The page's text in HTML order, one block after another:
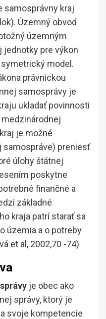
samosprávny kraj
Územný obvod
územným
jednotky pre výkon
model.
právnickou
samosprávy je
ukladať povinnosti
medzinárodnej
je možné
samospráve) preniesť
úlohy štátnej
poskytne
finančné a
základné
kraja patrí starať sa
územia a o potreby
et al, 2002,70 -74)
je obec ako
správy, ktorý je
svoje kompetencie